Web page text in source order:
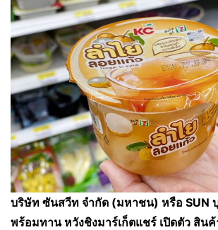
บริษัท ซันสวีท จำกัด (มหาชน) หรือ SUN
พร้อมทาน หวังชิงมาร์เก็ตแชร์ เปิดตัว สินค้